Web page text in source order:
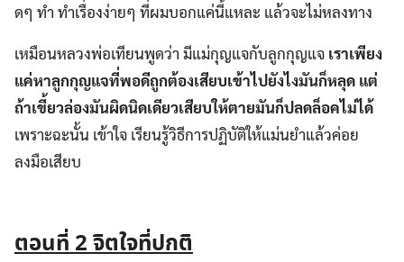
ดๆ ทำ ทำเรื่องง่ายๆ ที่ผมบอกแค่นี้แหละ แล้วจะไม่หลงทาง
เหมือนหลวงพ่อเทียนพูดว่า มีแม่กุญแจกับลูกกุญแจ เราเพียง
แค่หาลูกกุญแจที่พอดีถูกต้องเสียบเข้าไปยังไงมันก็หลุด แต่
ถ้าเขี้ยวล่องมันผิดนิดเดียวเสียบให้ตายมันก็ปลดล็อคไม่ได้
เพราะฉะนั้น เข้าใจ เรียนรู้วิธีการปฏิบัติให้แม่นยำแล้วค่อย
ลงมือเสียบ
ตอนที่2 จิตใจที่ปกติ